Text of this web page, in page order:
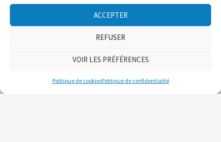
ACCEPTER
REFUSER
VOIR LES PRÉFÉRENCES
Politique de cookiesPolitique de confidentialité